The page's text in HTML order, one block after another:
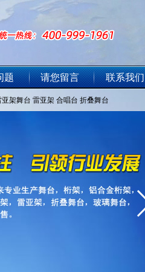
题 请您留言 联系我们
亚架舞台 雷亚架 合唱台 折叠舞台